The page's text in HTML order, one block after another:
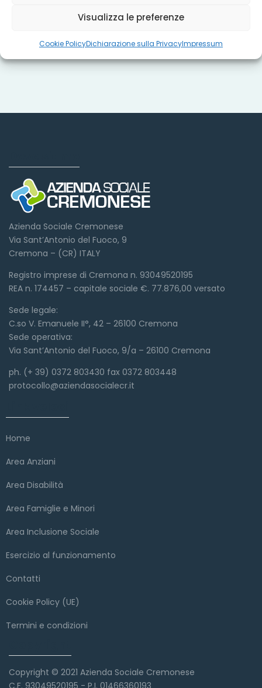
Visualizza le preferenze
Cookie PolicyDichiarazione sulla PrivacyImpressum
Misure regionali
Azienda Sociale Cremonese
Via Sant’Antonio del Fuoco, 9
Cremona – (CR) ITALY
Registro imprese di Cremona n. 93049520195
REA n. 174457 – capitale sociale €. 77.876,00 versato
Sede legale:
C.so V. Emanuele II°, 42 – 26100 Cremona
Sede operativa:
Via Sant’Antonio del Fuoco, 9/a – 26100 Cremona
ph. (+ 39) 0372 803430 fax 0372 803448
protocollo@aziendasocialecr.it
Home
Area Anziani
Area Disabilità
Area Famiglie e Minori
Area Inclusione Sociale
Esercizio al funzionamento
Contatti
Cookie Policy (UE)
Termini e condizioni
Copyright © 2021 Azienda Sociale Cremonese
C.F. 93049520195 - P.I. 01466360193